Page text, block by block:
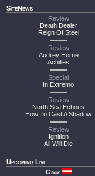
SiteNews
Review
Death Dealer
Reign Of Steel
Review
Audrey Horne
Achilles
Special
In Extremo
Review
North Sea Echoes
How To Cast A Shadow
Review
Ignition
All Will Die
Upcoming Live
Graz